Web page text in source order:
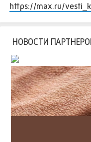
https://max.ru/
НОВОСТИ